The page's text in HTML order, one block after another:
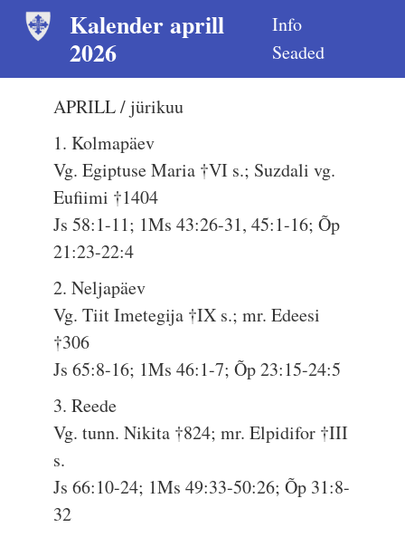
Kalender aprill
2026
Info
Seaded
APRILL / jürikuu
1. Kolmapäev
Vg. Egiptuse Maria †VI s.; Suzdali vg.
Eufiimi †1404
Js 58:1-11; 1Ms 43:26-31, 45:1-16; Õp
21:23-22:4
2. Neljapäev
Vg. Tiit Imetegija †IX s.; mr. Edeesi
†306
Js 65:8-16; 1Ms 46:1-7; Õp 23:15-24:5
3. Reede
Vg. tunn. Nikita †824; mr. Elpidifor †III
s.
Js 66:10-24; 1Ms 49:33-50:26; Õp 31:8-
32